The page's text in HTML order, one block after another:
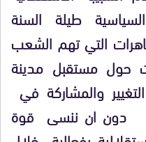
طيلة السنة
التي تهم الشعب
حول مستقبل مدينة
والمشاركة في
دون ان ننسى قوة